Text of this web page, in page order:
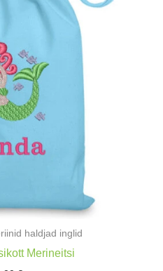
haldjad inglid
Merineitsi